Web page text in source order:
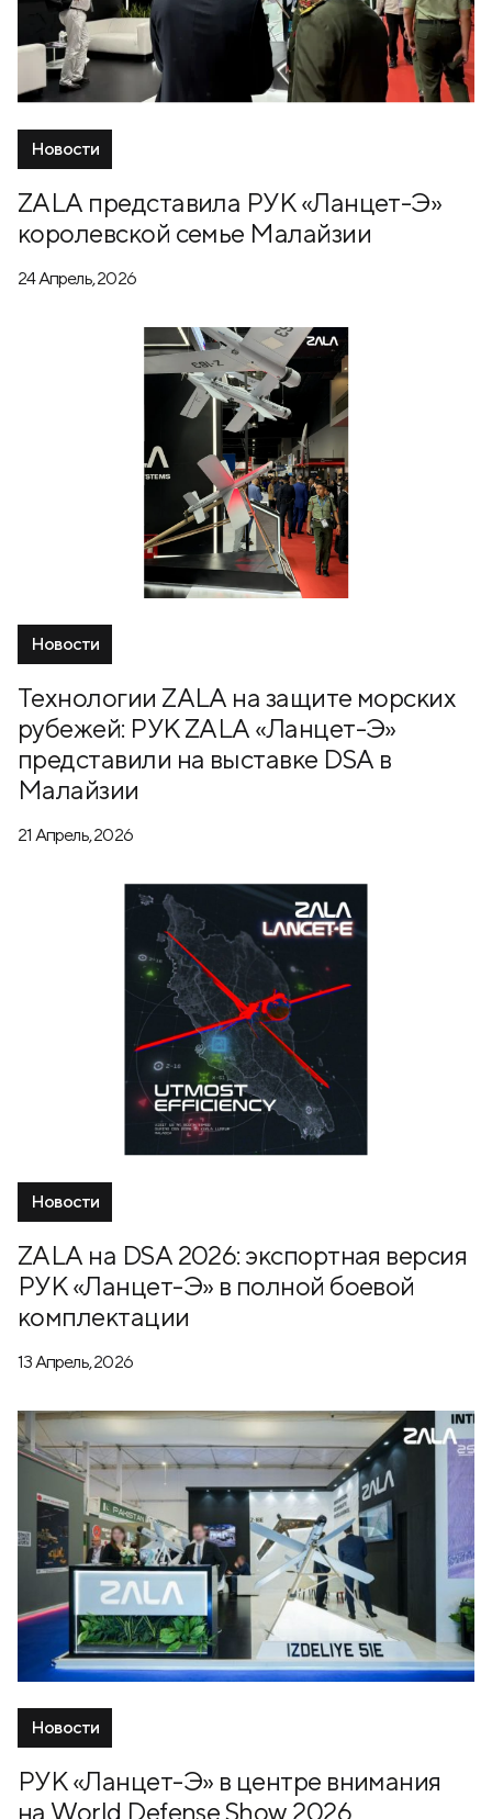
Новости
ZALA представила РУК «Ланцет-Э»
королевской семье Малайзии
24 Апрель, 2026
Новости
Технологии ZALA на защите морских
рубежей: РУК ZALA «Ланцет-Э»
представили на выставке DSA в
Малайзии
21 Апрель, 2026
Новости
ZALA на DSA 2026: экспортная версия
РУК «Ланцет-Э» в полной боевой
комплектации
13 Апрель, 2026
Новости
РУК «Ланцет-Э» в центре внимания
на World Defense Show 2026